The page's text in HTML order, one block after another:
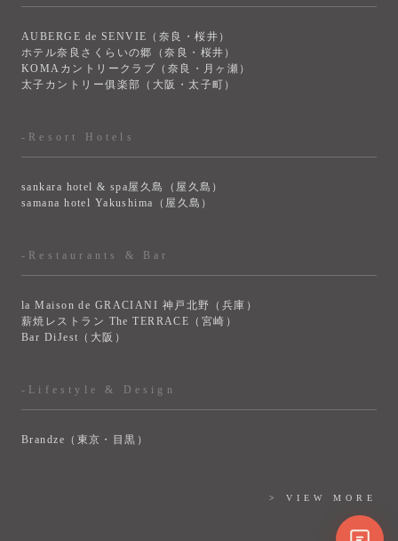
AUBERGE de SENVIE（奈良・桜井）
ホテル奈良さくらいの郷（奈良・桜井）
KOMAカントリークラブ（奈良・月ヶ瀬）
太子カントリー俱楽部（大阪・太子町）
-Resort Hotels
sankara hotel & spa屋久島（屋久島）
samana hotel Yakushima（屋久島）
-Restaurants & Bar
la Maison de GRACIANI 神戸北野（兵庫）
薪焼レストラン The TERRACE（宮崎）
Bar DiJest（大阪）
-Lifestyle & Design
Brandze（東京・目黒）
> VIEW MORE